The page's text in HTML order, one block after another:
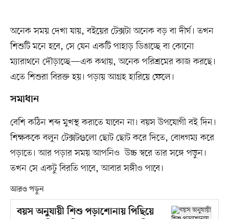
অনেক সময় দেখা যায়, বইয়ের টেক্সটা অনেক বড় বা দীর্ঘ। তখন
শিশু‌টি ম‌নে হ‌বে, সে যেন এক‌টি পাহা‌ড় ডিঙা‌চ্ছে বা কো‌নো
ম‌্যারাথ‌নে দৌড়া‌চ্ছে—এক কথায়, অনেক পরিশ্রমের কাজ করছে।
এতে শিশুরা বিরক্ত হয়। পড়ায় আগ্রহ হা‌রি‌য়ে ফে‌লে।
সমাধান
বে‌শি ক‌ঠিন শব্দ মুখস্থ করা‌তে যা‌বেন না। বয়স উপযোগী বই দিন।
শিক্ষককে বলুন টেক্সটগু‌লো ছোট ছোট ক‌রে দি‌তে, বোধগম‌্য ক‌রে
পড়া‌তে। আর পড়ার সময় আপ‌নিও উচ্চ স্বরে তার স‌ঙ্গে পড়ুন।
তখন সে এক‌টু বির‌তি পাবে, আবার সঙ্গীও পাবে।
আরও পড়ুন
বয়স অনুযায়ী শিশু পড়াশোনায় পিছিয়ে